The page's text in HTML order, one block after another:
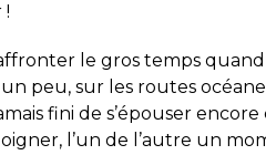
!
le gros temps quand
peu, sur les routes
fini de s’épouser
l’un de l’autre un